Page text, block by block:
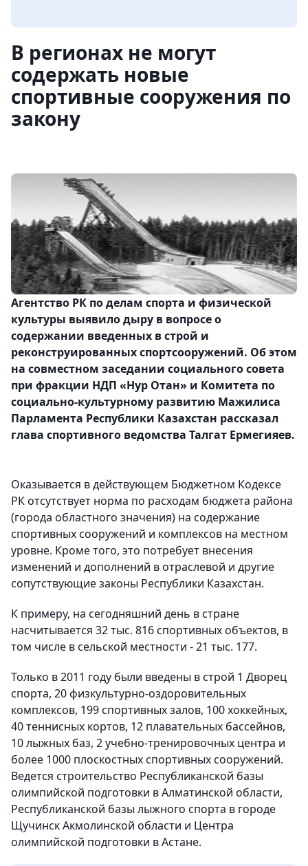
В регионах не могут
содержать новые
спортивные сооружения по
закону
Агентство РК по делам спорта и физической
культуры выявило дыру в вопросе о
содержании введенных в строй и
реконструированных спортсооружений. Об этом
на совместном заседании социального совета
при фракции НДП «Нур Отан» и Комитета по
социально-культурному развитию Мажилиса
Парламента Республики Казахстан рассказал
глава спортивного ведомства Талгат Ермегияев.
Оказывается в действующем Бюджетном Кодексе
РК отсутствует норма по расходам бюджета района
(города областного значения) на содержание
спортивных сооружений и комплексов на местном
уровне. Кроме того, это потребует внесения
изменений и дополнений в отраслевой и другие
сопутствующие законы Республики Казахстан.
К примеру, на сегодняшний день в стране
насчитывается 32 тыс. 816 спортивных объектов, в
том числе в сельской местности - 21 тыс. 177.
Только в 2011 году были введены в строй 1 Дворец
спорта, 20 физкультурно-оздоровительных
комплексов, 199 спортивных залов, 100 хоккейных,
40 теннисных кортов, 12 плавательных бассейнов,
10 лыжных баз, 2 учебно-тренировочных центра и
более 1000 плоскостных спортивных сооружений.
Ведется строительство Республиканской базы
олимпийской подготовки в Алматинской области,
Республиканской базы лыжного спорта в городе
Щучинск Акмолинской области и Центра
олимпийской подготовки в Астане.